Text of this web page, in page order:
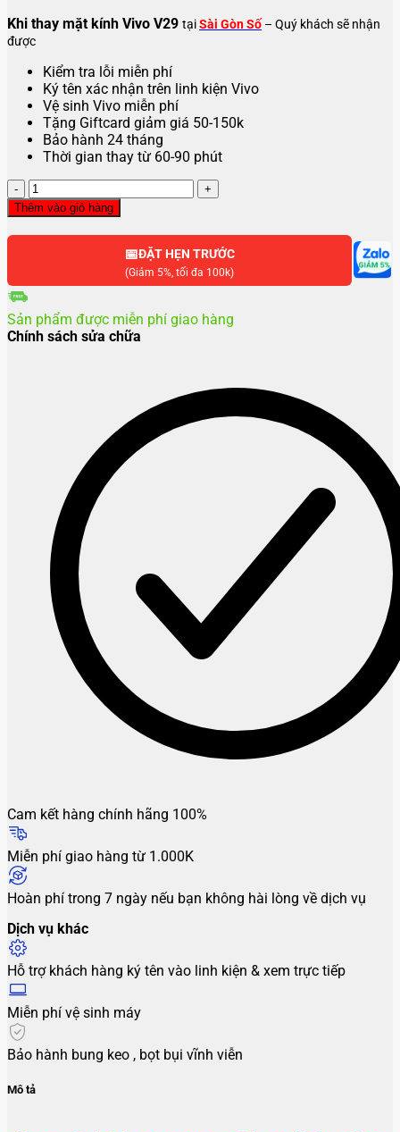
Khi thay mặt kính Vivo V29 tạiSài Gòn Số – Quý khách sẽ nhận
được
Kiểm tra lỗi miễn phí
Ký tên xác nhận trên linh kiện Vivo
Vệ sinh Vivo miễn phí
Tặng Giftcard giảm giá 50-150k
Bảo hành 24 tháng
Thời gian thay từ 60-90 phút
Thay
mặt
kính
Vivo
lượng
Thêm vào giỏ hàng
📅ĐẶT HẸN TRƯỚC
(Giảm 5%, tối đa 100k)
Sản phẩm được miễn phí giao hàng
Chính sách sửa chữa
Cam kết hàng chính hãng 100%
Miễn phí giao hàng từ 1.000K
Hoàn phí trong 7 ngày nếu bạn không hài lòng về dịch vụ
Dịch vụ khác
Hỗ trợ khách hàng ký tên vào linh kiện & xem trực tiếp
Miễn phí vệ sinh máy
Bảo hành bung keo , bọt bụi vĩnh viễn
Mô tả